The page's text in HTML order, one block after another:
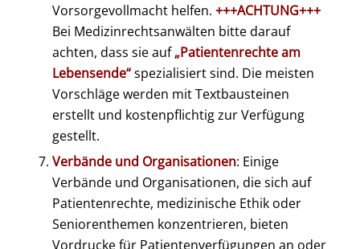
Vorsorgevollmacht helfen. +++ACHTUNG+++
Bei Medizinrechtsanwälten bitte darauf
achten, dass sie auf„Patientenrechte am
Lebensende“spezialisiert sind. Die meisten
Vorschläge werden mit Textbausteinen
erstellt und kostenpflichtig zur Verfügung
gestellt.
Verbände und Organisationen: Einige
Verbände und Organisationen, die sich auf
Patientenrechte, medizinische Ethik oder
Seniorenthemen konzentrieren, bieten
Vordrucke für Patientenverfügungen an oder